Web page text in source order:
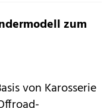
zum
von Karosserie